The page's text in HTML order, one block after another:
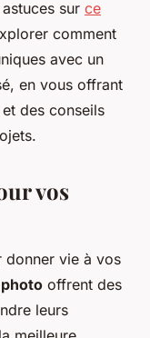
sur ce
comment
avec un
en vous offrant
des conseils
vos
donner vie à vos
offrent des
leurs